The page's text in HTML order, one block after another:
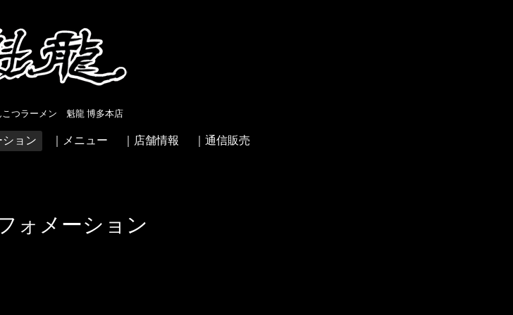
つラーメン 魁龍 博多本店
ション ｜メニュー ｜店舗情報 ｜通信販売
ォメーション